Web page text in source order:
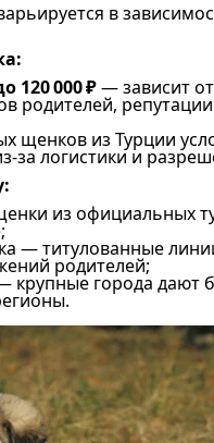
в
120 000 ₽— зависит от
родителей, репутации
щенков из Турции
за логистики и
из официальных
— титулованные
родителей;
крупные города дают